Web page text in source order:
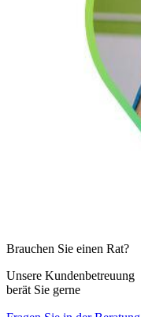
Brauchen Sie einen Rat?
Unsere Kundenbetreuung
berät Sie gerne